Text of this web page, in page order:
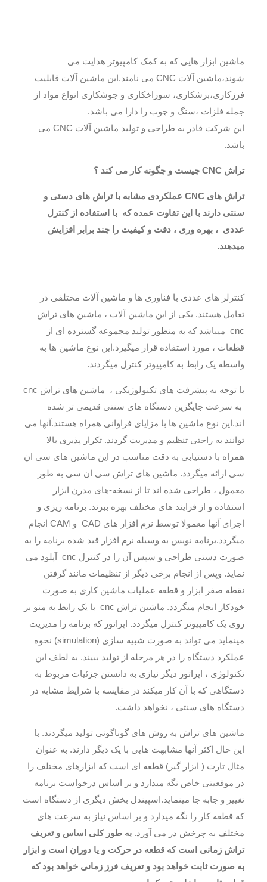
ماشین ابزار هایی که به کمک کامپیوتر هدایت می
شوند،ماشین آلات CNC می نامند.این ماشین آلات قابلیت
فرزکاری،برشکاری، سوراخکاری و جوشکاری انواع مواد از
جمله فلزات ،سنگ و چوب را دارا می باشد.
این شرکت قادر به طراحی و تولید ماشین آلات CNC می
باشد.
تراش CNC چیست و چگونه کار می کند ؟
تراش های CNC
عملکردی مشابه با تراش های دستی و
سنتی دارند با این تفاوت عمده که با استفاده از کنترل
عددی ، بهره وری ، دقت و کیفیت را چند برابر افزایش
میدهند.
کنترلر های عددی با فناوری ها و ماشین آلات مختلفی در
تعامل هستند. یکی از این ماشین آلات ، ماشین های تراش
cnc میباشد که به منظور تولید مجموعه گسترده ای از
قطعات ، مورد استفاده قرار میگیرد.این نوع ماشین ها به
واسطه یک رابط به کامپیوتر کنترل میگردند.
با توجه به پیشرفت های تکنولوژیکی ، ماشین های تراش cnc
به سرعت جایگزین دستگاه های سنتی قدیمی تر شده
اند.این نوع ماشین ها با مزایای فراوانی همراه هستند.آنها می
توانند به راحتی تنظیم و مدیریت گردند. تکرار پذیری بالا
همراه با دستیابی به دقت مناسب در این ماشین های سی ان
سی ارائه میگردد. ماشین های تراش سی ان سی به طور
معمول ، طراحی شده اند تا از نسخه-های مدرن ابزار
استفاده و از فرایند های مختلف بهره ببرند. برنامه ریزی و
اجرای آنها معمولا توسط نرم افزار های CAD و CAM انجام
میگردد.برنامه نویس به وسیله نرم افزار قید شده برنامه را به
صورت دستی طراحی و سپس آن را در کنترل cnc آپلود می
نماید. وپس از انجام برخی دیگر از تنظیمات مانند گرفتن
نقطه صفر ابزار و قطعه عملیات ماشین کاری به صورت
خودکار انجام میگردد. ماشین تراش cnc با یک رابط به منو بر
روی یک کامپیوتر کنترل میگردد. اپراتور که برنامه را مدیریت
مینماید می تواند به صورت شبیه سازی (simulation) نحوه
عملکرد دستگاه را در هر مرحله از تولید ببیند. به لطف این
تکنولوژی ، اپراتور دیگر نیازی به دانستن جزئیات مربوط به
دستگاهی که با آن کار میکند در مقایسه با شرایط مشابه در
دستگاه های سنتی ، نخواهد داشت.
ماشین های تراش به روش های گوناگونی تولید میگردند. با
این حال اکثر آنها مشابهت هایی با یک دیگر دارند. به عنوان
مثال تارت ( ابزار گیر) قطعه ای است که ابزارهای مختلف را
در موقعیتی خاص نگه میدارد و بر اساس درخواست برنامه
تغییر و جابه جا مینماید.اسپیندل بخش دیگری از دستگاه است
که قطعه کار را نگه میدارد و بر اساس نیاز به سرعت های
مختلف به چرخش در می آورد. به طور کلی اساس و تعریف
تراش زمانی است که قطعه در حرکت و یا دوران است و ابزار
به صورت ثابت خواهد بود و تعریف فرز زمانی خواهد بود که